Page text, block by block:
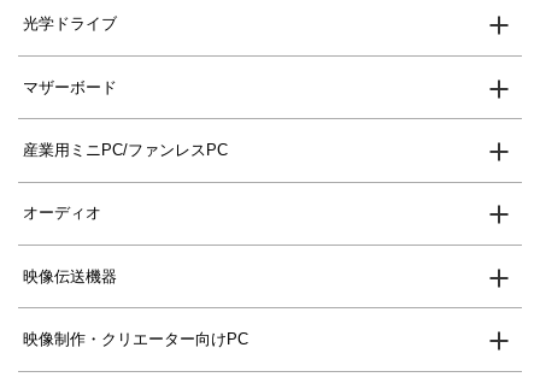
光学ドライブ
マザーボード
産業用ミニPC/ファンレスPC
オーディオ
映像伝送機器
映像制作・クリエーター向けPC